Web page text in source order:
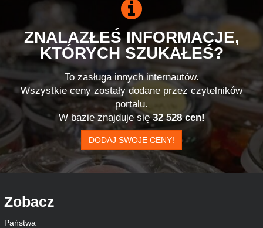
ZNALAZŁEŚ INFORMACJE,
KTÓRYCH SZUKAŁEŚ?
To zasługa innych internautów.
Wszystkie ceny zostały dodane przez czytelników
portalu.
W bazie znajduje się32 528 cen!
DODAJ SWOJE CENY!
Zobacz
Państwa